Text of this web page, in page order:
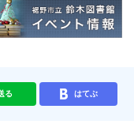
る はてぶ